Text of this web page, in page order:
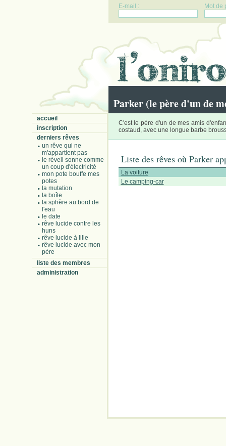
E-mail : Mot de
Parker (le père d'un de
accueil
inscription
derniers rêves
un rêve qui ne
m'appartient pas
le réveil sonne comme
un coup d'électricité
mon pote bouffe mes
potes
la mutation
la boîte
la sphère au bord de
l'eau
le date
rêve lucide contre les
huns
rêve lucide à lille
rêve lucide avec mon
père
liste des membres
administration
C'est le père d'un de mes amis
costaud, avec une longue barbe
Liste des rêves où Parker
La voiture
Le camping-car